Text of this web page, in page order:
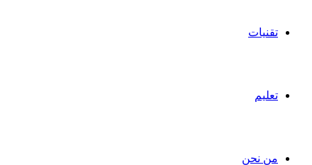
تقنيات
تعليم
من نحن